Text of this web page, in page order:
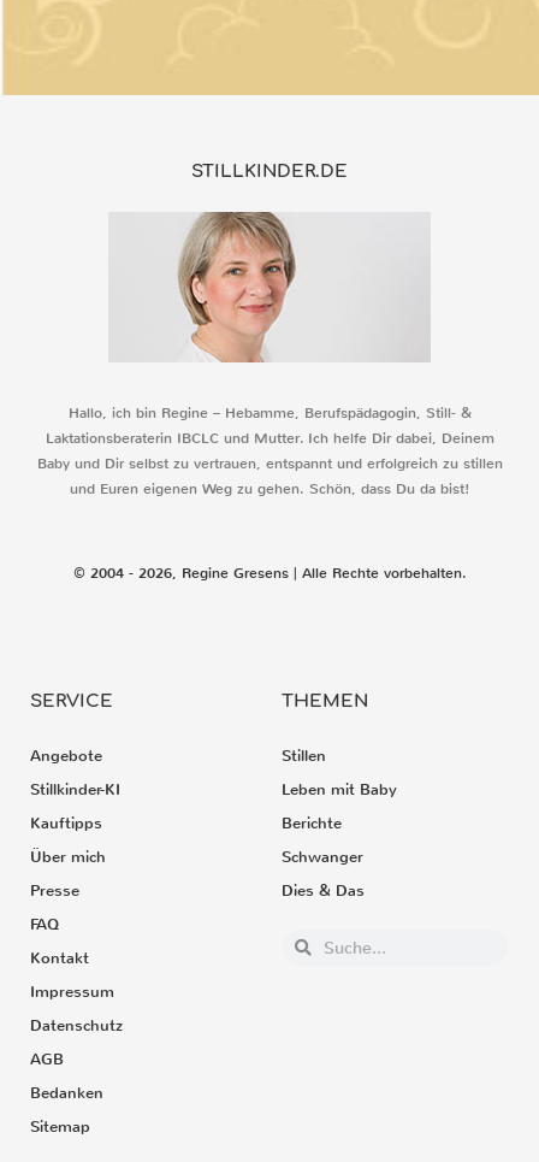
STILLKINDER.DE
Hallo, ich bin Regine – Hebamme, Berufspädagogin, Still- &
Laktationsberaterin IBCLC und Mutter. Ich helfe Dir dabei, Deinem
Baby und Dir selbst zu vertrauen, entspannt und erfolgreich zu stillen
und Euren eigenen Weg zu gehen. Schön, dass Du da bist!
© 2004 - 2026, Regine Gresens | Alle Rechte vorbehalten.
SERVICE
Angebote
Stillkinder-KI
Kauftipps
Über mich
Presse
FAQ
Kontakt
Impressum
Datenschutz
AGB
Bedanken
Sitemap
THEMEN
Stillen
Leben mit Baby
Berichte
Schwanger
Dies & Das